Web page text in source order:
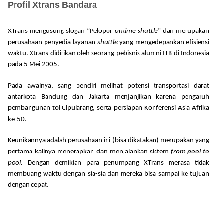
Profil Xtrans Bandara
XTrans mengusung slogan “ Pelopor ontime shuttle”dan merupakan
perusahaan penyedia layanan shuttleyang mengedepankan efisiensi
waktu. Xtrans didirikan oleh seorang pebisnis alumni ITB di Indonesia
pada 5 Mei 2005.
Pada awalnya, sang pendiri melihat potensi transportasi darat
antarkota Bandung dan Jakarta menjanjikan karena pengaruh
pembangunan tol Cipularang, serta persiapan Konferensi Asia Afrika
ke-50.
Keunikannya adalah perusahaan ini (bisa dikatakan) merupakan yang
pertama kalinya menerapkan dan menjalankan sistem frompool to
pool. Dengan demikian para penumpang XTrans merasatidak
mem buang waktu dengan sia-sia dan mereka bisa sampai ke tujuan
dengan cepat.